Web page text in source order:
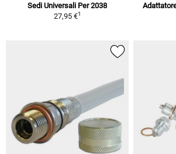
Sedi Universali Per 2038
27,95 €1